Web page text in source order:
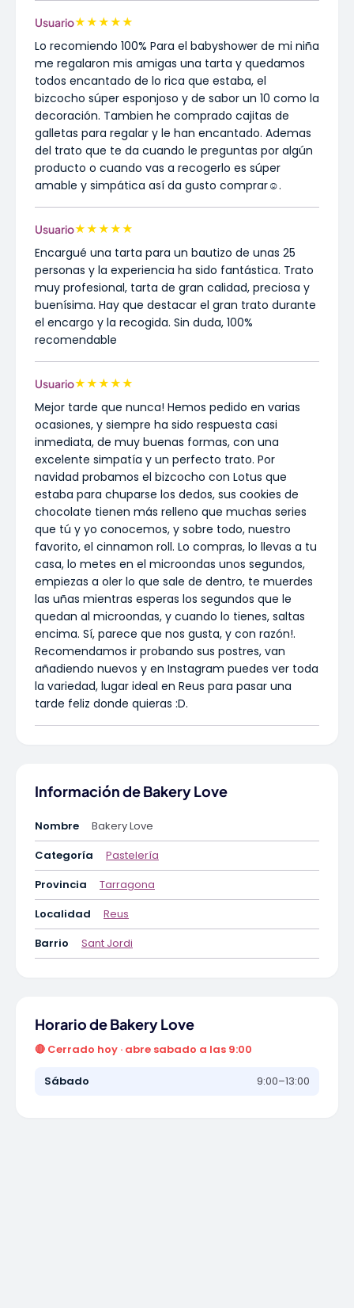
Usuario★★★★★
Lo recomiendo 100% Para el babyshower de mi niña
me regalaron mis amigas una tarta y quedamos
todos encantado de lo rica que estaba, el
bizcocho súper esponjoso y de sabor un 10 como la
decoración. Tambien he comprado cajitas de
galletas para regalar y le han encantado. Ademas
del trato que te da cuando le preguntas por algún
producto o cuando vas a recogerlo es súper
amable y simpática así da gusto comprar☺️.
Usuario★★★★★
Encargué una tarta para un bautizo de unas 25
personas y la experiencia ha sido fantástica. Trato
muy profesional, tarta de gran calidad, preciosa y
buenísima. Hay que destacar el gran trato durante
el encargo y la recogida. Sin duda, 100%
recomendable
Usuario★★★★★
Mejor tarde que nunca! Hemos pedido en varias
ocasiones, y siempre ha sido respuesta casi
inmediata, de muy buenas formas, con una
excelente simpatía y un perfecto trato. Por
navidad probamos el bizcocho con Lotus que
estaba para chuparse los dedos, sus cookies de
chocolate tienen más relleno que muchas series
que tú y yo conocemos, y sobre todo, nuestro
favorito, el cinnamon roll. Lo compras, lo llevas a tu
casa, lo metes en el microondas unos segundos,
empiezas a oler lo que sale de dentro, te muerdes
las uñas mientras esperas los segundos que le
quedan al microondas, y cuando lo tienes, saltas
encima. Sí, parece que nos gusta, y con razón!.
Recomendamos ir probando sus postres, van
añadiendo nuevos y en Instagram puedes ver toda
la variedad, lugar ideal en Reus para pasar una
tarde feliz donde quieras :D.
Información de Bakery Love
Nombre
Bakery Love
Categoría
Pastelería
Provincia
Tarragona
Localidad
Reus
Barrio
Sant Jordi
Horario de Bakery Love
🔴 Cerrado hoy · abre sabado a las 9:00
Sábado 9:00–13:00